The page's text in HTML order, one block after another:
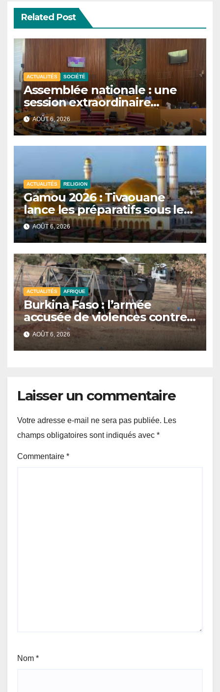
Related Post
ACTUALITÉS SOCIÉTÉ
Assemblée nationale : une
session extraordinaire
convoquée le 10 août avec
plusieurs commissions
d’enquête à l’ordre du jour.
AOÛT 6, 2026
ACTUALITÉS RELIGION
Gamou 2026 : Tivaouane
lance les préparatifs sous le
signe de l’unité et du Tawhid.
AOÛT 6, 2026
ACTUALITÉS AFRIQUE
Burkina Faso : l’armée
accusée de violences contre
des civils après une attaque
jihadiste.
AOÛT 6, 2026
Laisser un commentaire
Votre adresse e-mail ne sera pas publiée. Les
champs obligatoires sont indiqués avec *
Commentaire *
Nom *